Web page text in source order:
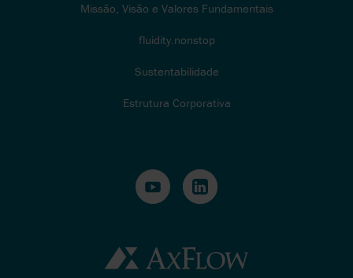
Missão, Visão e Valores Fundamentais
fluidity.nonstop
Sustentabilidade
Estrutura Corporativa